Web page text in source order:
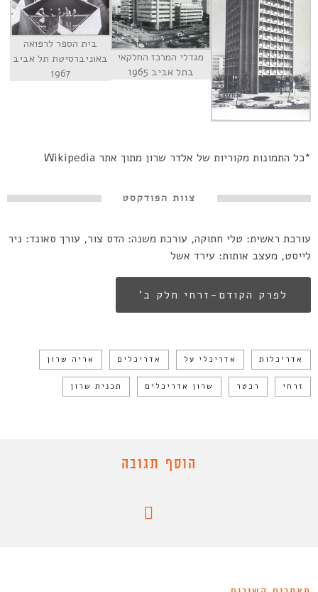
מגדלי המרכז החלקאי
בתל אביב 1965
בית הספר לרפואה
באוניברסיטת תל אביב
1967
*כל התמונות מקוריות של אלדר שרון מתוך אתר Wikipedia
צוות הפודקסט
עורכת ראשית: טלי חתוקה, עורכת משנה: הדס צור, עורך סאונד: ניר
לייסט, מעצב אותות: עירד אשל
לפרק הקודם-זרחי חלק ב’
אדריכלות אדריכלי על אדריכלים אריה שרון
זרחי רכטר שרון אדריכלים תכנית שרון
הוסף תגובה